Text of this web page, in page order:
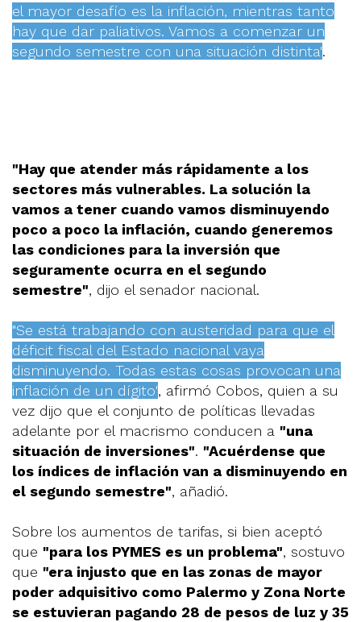
el mayor desafío es la inflación, mientras tanto
hay que dar paliativos. Vamos a comenzar un
segundo semestre con una situación distinta".
"Hay que atender más rápidamente a los
sectores más vulnerables. La solución la
vamos a tener cuando vamos disminuyendo
poco a poco la inflación, cuando generemos
las condiciones para la inversión que
seguramente ocurra en el segundo
semestre", dijo el senador nacional.
"Se está trabajando con austeridad para que el
déficit fiscal del Estado nacional vaya
disminuyendo. Todas estas cosas provocan una
inflación de un dígito", afirmó Cobos, quien a su
vez dijo que el conjunto de políticas llevadas
adelante por el macrismo conducen a "una
situación de inversiones". "Acuérdense que
los índices de inflación van a disminuyendo en
el segundo semestre", añadió.
Sobre los aumentos de tarifas, si bien aceptó
que "para los PYMES es un problema", sostuvo
que "era injusto que en las zonas de mayor
poder adquisitivo como Palermo y Zona Norte
se estuvieran pagando 28 de pesos de luz y 35